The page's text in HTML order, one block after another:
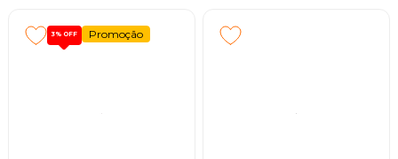
3% OFF Promoção